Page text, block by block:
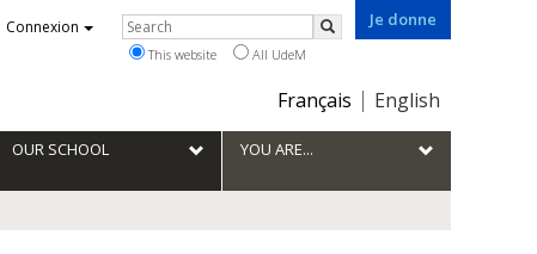
Je donne
Choix
la
langue
Français English
Connexion Rechercher
Search
This website All UdeM
OUR SCHOOL YOU ARE...